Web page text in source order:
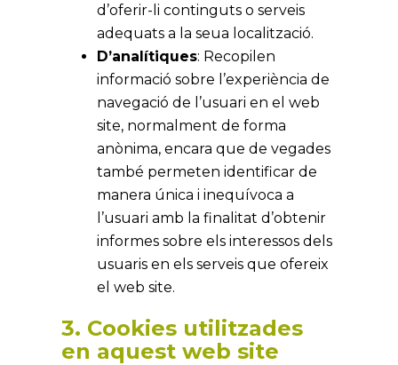
d’oferir-li continguts o serveis
adequats a la seua localització.
D’analítiques: Recopilen
informació sobre l’experiència de
navegació de l’usuari en el web
site, normalment de forma
anònima, encara que de vegades
també permeten identificar de
manera única i inequívoca a
l’usuari amb la finalitat d’obtenir
informes sobre els interessos dels
usuaris en els serveis que ofereix
el web site.
3. Cookies utilitzades
en aquest web site